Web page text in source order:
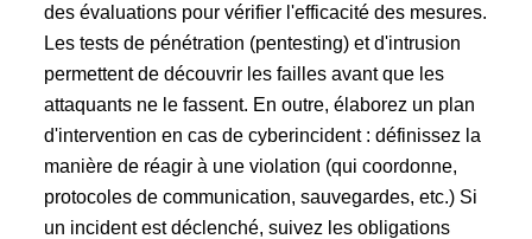
des évaluations pour vérifier l'efficacité des mesures.
Les tests de pénétration (pentesting) et d'intrusion
permettent de découvrir les failles avant que les
attaquants ne le fassent. En outre, élaborez un plan
d'intervention en cas de cyberincident : définissez la
manière de réagir à une violation (qui coordonne,
protocoles de communication, sauvegardes, etc.) Si
un incident est déclenché, suivez les obligations